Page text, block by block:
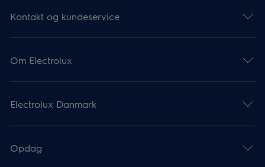
Kontakt og kundeservice
Om Electrolux
Electrolux Danmark
Opdag